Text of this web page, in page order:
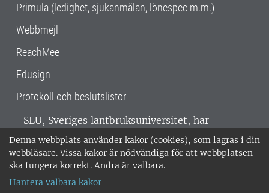
Denna webbplats använder kakor (cookies), som lagras i din
webbläsare. Vissa kakor är nödvändiga för att webbplatsen
ska fungera korrekt. Andra är valbara.
Hantera valbara kakor
Primula (ledighet, sjukanmälan, lönespec m.m.)
Webbmejl
ReachMee
Edusign
Protokoll och beslutslistor
SLU, Sveriges lantbruksuniversitet, har
verksamhet över hela Sverige. Huvudorter är
Alnarp, Uppsala och Umeå.SLU är
miljöcertifierat enligt ISO 14001. •
018-67 10 00 • Org nr: 202100-2817 •